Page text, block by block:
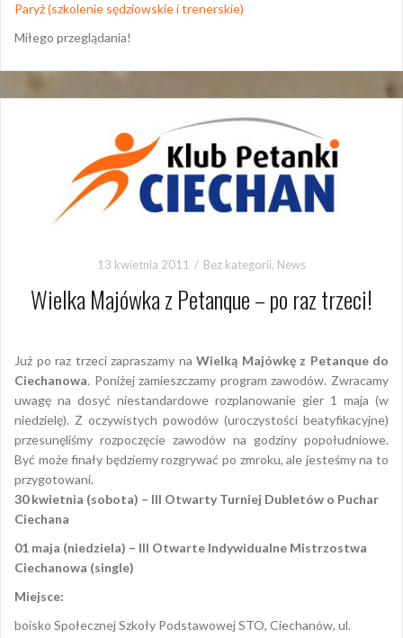
Paryż (szkolenie sędziowskie i trenerskie)
Miłego przeglądania!
13 kwietnia 2011 Bez kategorii, News
Wielka Majówka z Petanque – po raz trzeci!
Już po raz trzeci zapraszamy na Wielką Majówkę z Petanque do
Ciechanowa. Poniżej zamieszczamy program zawodów. Zwracamy
uwagę na dosyć niestandardowe rozplanowanie gier 1 maja (w
niedzielę). Z oczywistych powodów (uroczystości beatyfikacyjne)
przesunęliśmy rozpoczęcie zawodów na godziny popołudniowe.
Być może finały będziemy rozgrywać po zmroku, ale jesteśmy na to
przygotowani.
30 kwietnia (sobota) – III Otwarty Turniej Dubletów o Puchar
Ciechana
01 maja (niedziela) – III Otwarte Indywidualne Mistrzostwa
Ciechanowa (single)
Miejsce:
boisko Społecznej Szkoły Podstawowej STO, Ciechanów, ul.